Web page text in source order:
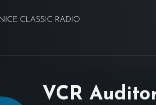
VCR